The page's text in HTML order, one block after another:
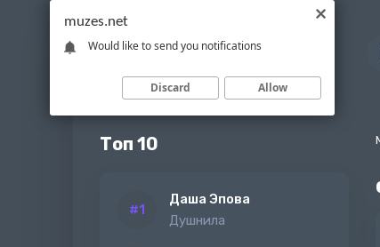
Топ 10
Даша Эпова
Душнила
muzes.net
Would like to send you notifications
Discard Allow